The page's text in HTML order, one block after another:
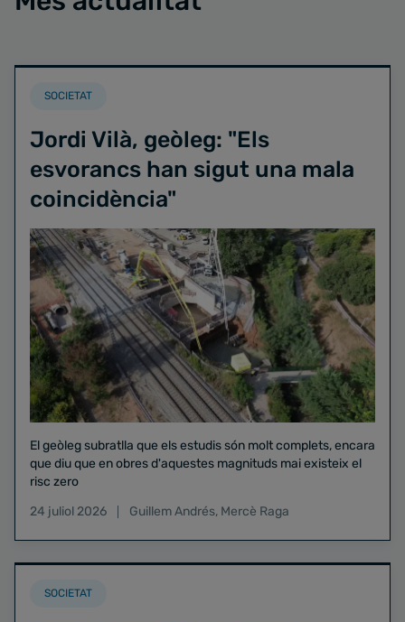
SOCIETAT
Jordi Vilà, geòleg: "Els
esvorancs han sigut una mala
coincidència"
El geòleg subratlla que els estudis són molt complets, encara
que diu que en obres d'aquestes magnituds mai existeix el
risc zero
24 juliol 2026
Guillem Andrés, Mercè Raga
SOCIETAT